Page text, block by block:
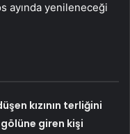
ayında yenileneceği
kızının terliğini
giren kişi